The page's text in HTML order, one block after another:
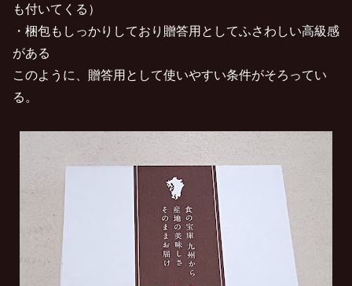
も付いてくる）
・梱包もしっかりしており贈答用としてふさわしい高級感
がある
このように、贈答用として使いやすい条件がそろってい
る。